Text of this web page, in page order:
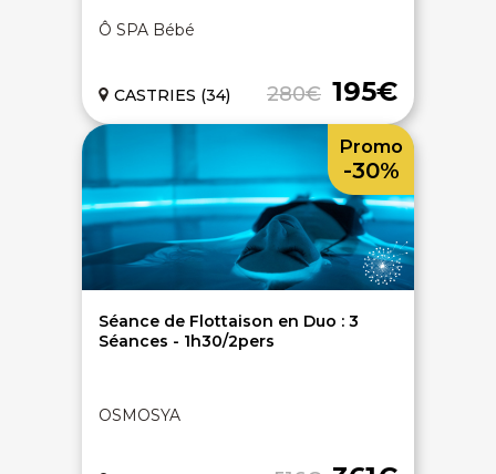
Ô SPA Bébé
280€ 195€
CASTRIES (34)
Séance de Flottaison en Duo : 3
Séances - 1h30/2pers
OSMOSYA
Promo
-30%